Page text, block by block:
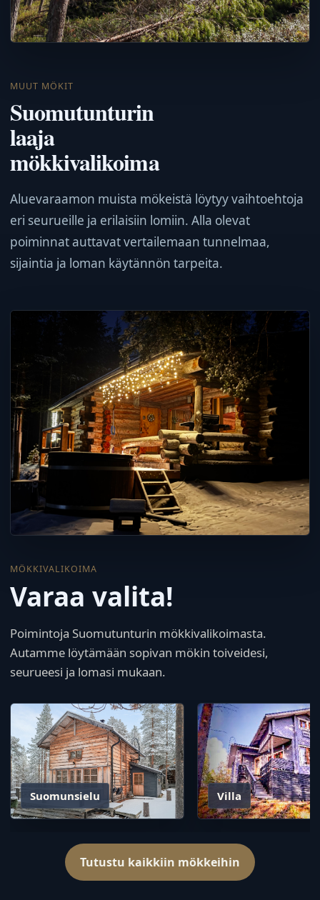
MUUT MÖKIT
Suomutunturin
laaja
mökkivalikoima
Aluevaraamon muista mökeistä löytyy vaihtoehtoja
eri seurueille ja erilaisiin lomiin. Alla olevat
poiminnat auttavat vertailemaan tunnelmaa,
sijaintia ja loman käytännön tarpeita.
MÖKKIVALIKOIMA
Varaa valita!
Poimintoja Suomutunturin mökkivalikoimasta.
Autamme löytämään sopivan mökin toiveidesi,
seurueesi ja lomasi mukaan.
Suomunsielu Villa
Tutustu kaikkiin mökkeihin